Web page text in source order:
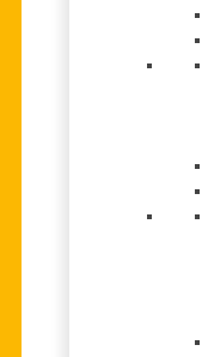
Kabelác,
45 -per